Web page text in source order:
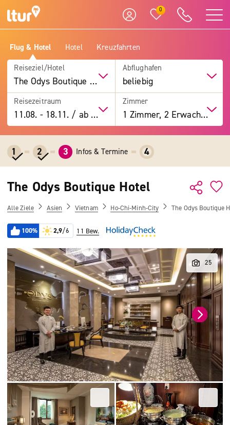
0
Flug & Hotel Hotel Kreuzfahrten
Reiseziel/Hotel
The Odys Boutique Hotel
Abflughafen
beliebig
Reisezeitraum
11.08. -18.11. / ab 7 Tage
Zimmer
1 Zimmer, 2 Erwachsene
1 2 3 Infos & Termine 4
The Odys Boutique Hotel
Alle Ziele Asien Vietnam Ho-Chi-Minh-City The Odys Boutique
100% 2,9/6 11 Bew.